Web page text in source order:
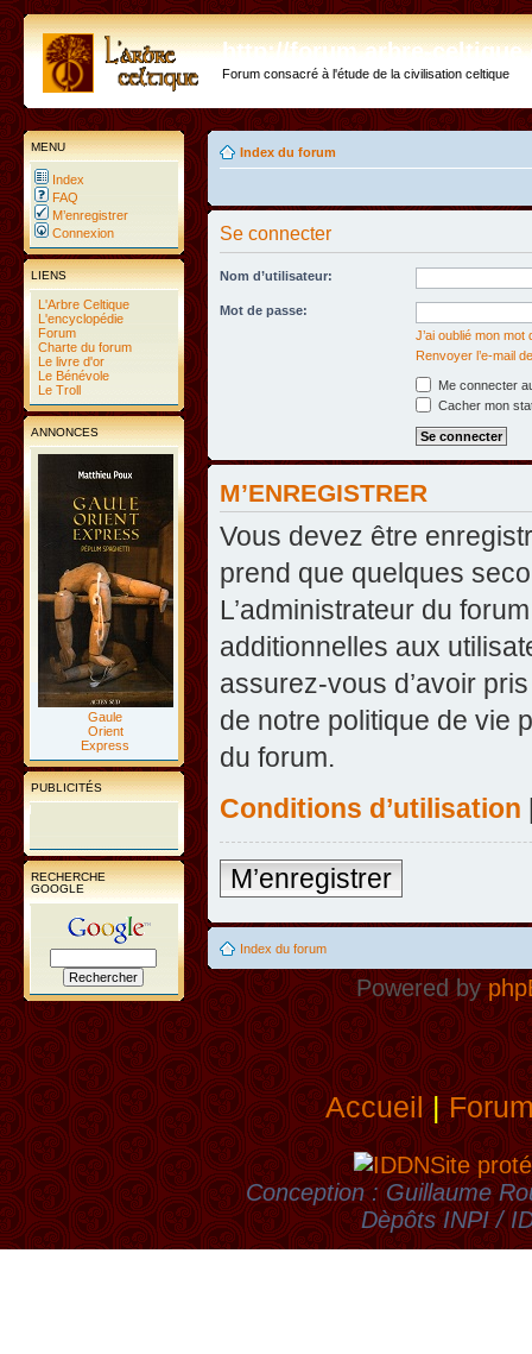
http://forum.arbre-
Forum consacré à l'étude de la civilisation celtique
MENU
Index
FAQ
M’enregistrer
Connexion
LIENS
L'Arbre Celtique
L'encyclopédie
Forum
Charte du forum
Le livre d'or
Le Bénévole
Le Troll
ANNONCES
Gaule
Orient
Express
PUBLICITÉS
RECHERCHE
GOOGLE
Index du forum
Se connecter
Nom d’utilisateur:
Mot de passe:
J’ai oublié mon mot
Renvoyer l’e-mail
Me connecter
Cacher mon
M’ENREGISTRER
Vous devez être
prend que quelques
L’administrateur du
additionnelles aux
assurez-vous d’avoir
de notre politique de vie
du forum.
Conditions d’utilisation
M’enregistrer
Index du forum
Powered by
Accueil|
Site
Conception : Guillaume
Dèpôts INPI /